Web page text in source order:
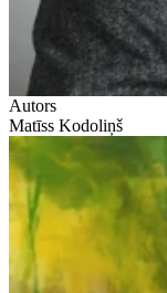
Autors
Matīss Kodoliņš